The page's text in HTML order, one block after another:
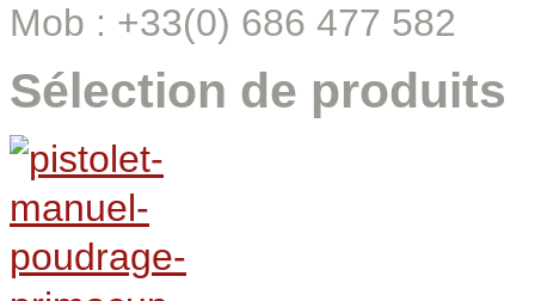
Mob : +33(0) 686 477 582
Sélection de produits